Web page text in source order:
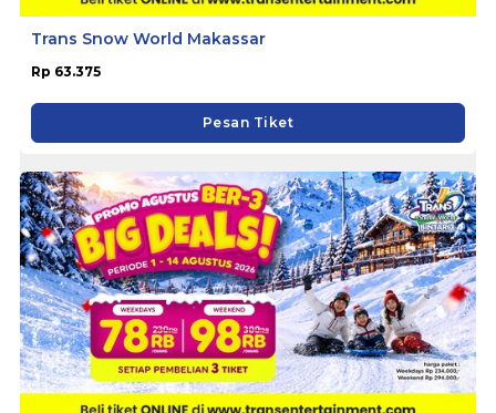
Trans Snow World Makassar
Rp 63.375
Pesan Tiket